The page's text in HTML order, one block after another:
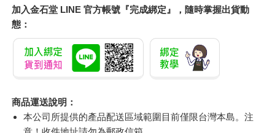
加入金石堂 LINE 官方帳號『完成綁定』，隨時掌握出貨動
態：
商品運送說明：
本公司所提供的產品配送區域範圍目前僅限台灣本島。注